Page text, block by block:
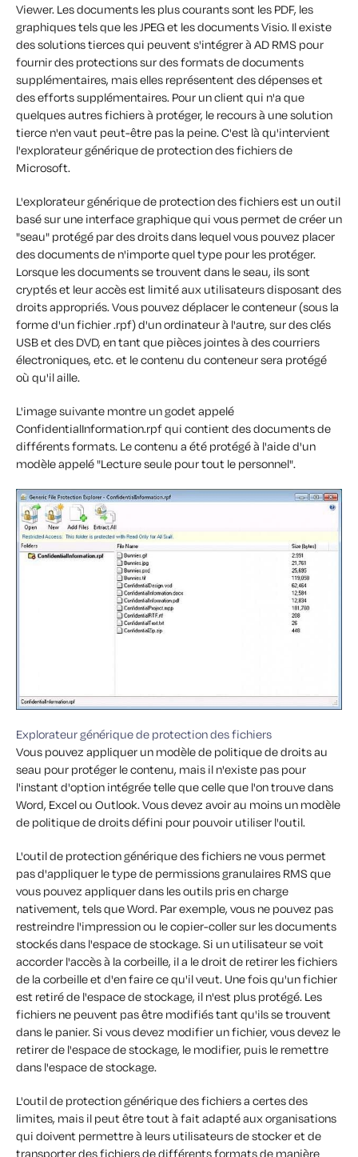
Viewer. Les documents les plus courants sont les PDF, les
graphiques tels que les JPEG et les documents Visio. Il existe
des solutions tierces qui peuvent s'intégrer à AD RMS pour
fournir des protections sur des formats de documents
supplémentaires, mais elles représentent des dépenses et
des efforts supplémentaires. Pour un client qui n'a que
quelques autres fichiers à protéger, le recours à une solution
tierce n'en vaut peut-être pas la peine. C'est là qu'intervient
l'explorateur générique de protection des fichiers de
Microsoft.
L'explorateur générique de protection des fichiers est un outil
basé sur une interface graphique qui vous permet de créer un
"seau" protégé par des droits dans lequel vous pouvez placer
des documents de n'importe quel type pour les protéger.
Lorsque les documents se trouvent dans le seau, ils sont
cryptés et leur accès est limité aux utilisateurs disposant des
droits appropriés. Vous pouvez déplacer le conteneur (sous la
forme d'un fichier .rpf) d'un ordinateur à l'autre, sur des clés
USB et des DVD, en tant que pièces jointes à des courriers
électroniques, etc. et le contenu du conteneur sera protégé
où qu'il aille.
L'image suivante montre un godet appelé
ConfidentialInformation.rpf qui contient des documents de
différents formats. Le contenu a été protégé à l'aide d'un
modèle appelé "Lecture seule pour tout le personnel".
Explorateur générique de protection des fichiers
Vous pouvez appliquer un modèle de politique de droits au
seau pour protéger le contenu, mais il n'existe pas pour
l'instant d'option intégrée telle que celle que l'on trouve dans
Word, Excel ou Outlook. Vous devez avoir au moins un modèle
de politique de droits défini pour pouvoir utiliser l'outil.
L'outil de protection générique des fichiers ne vous permet
pas d'appliquer le type de permissions granulaires RMS que
vous pouvez appliquer dans les outils pris en charge
nativement, tels que Word. Par exemple, vous ne pouvez pas
restreindre l'impression ou le copier-coller sur les documents
stockés dans l'espace de stockage. Si un utilisateur se voit
accorder l'accès à la corbeille, il a le droit de retirer les fichiers
de la corbeille et d'en faire ce qu'il veut. Une fois qu'un fichier
est retiré de l'espace de stockage, il n'est plus protégé. Les
fichiers ne peuvent pas être modifiés tant qu'ils se trouvent
dans le panier. Si vous devez modifier un fichier, vous devez le
retirer de l'espace de stockage, le modifier, puis le remettre
dans l'espace de stockage.
L'outil de protection générique des fichiers a certes des
limites, mais il peut être tout à fait adapté aux organisations
qui doivent permettre à leurs utilisateurs de stocker et de
transporter des fichiers de différents formats de manière